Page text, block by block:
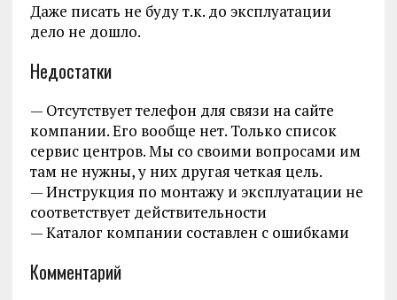
Даже писать не буду т.к. до эксплуатации
дело не дошло.
Недостатки
— Отсутствует телефон для связи на сайте
компании. Его вообще нет. Только список
сервис центров. Мы со своими вопросами им
там не нужны, у них другая четкая цель.
— Инструкция по монтажу и эксплуатации не
соответствует действительности
— Каталог компании составлен с ошибками
Комментарий